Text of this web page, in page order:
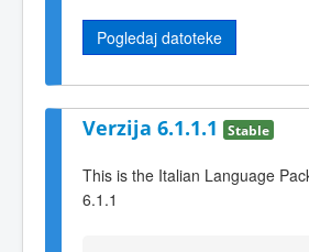
Pogledaj datoteke
Verzija 6.1.1.1 Stable
This is the Italian Language
6.1.1